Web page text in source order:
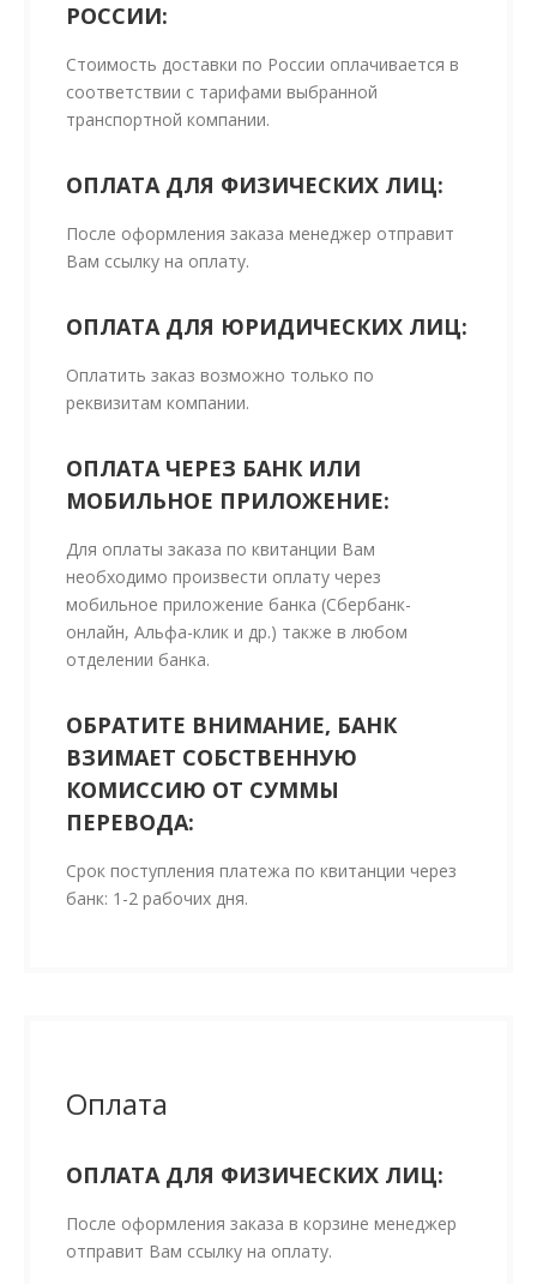
РОССИИ:
Стоимость доставки по России оплачивается в
соответствии с тарифами выбранной
транспортной компании.
ОПЛАТА ДЛЯ ФИЗИЧЕСКИХ ЛИЦ:
После оформления заказа менеджер отправит
Вам ссылку на оплату.
ОПЛАТА ДЛЯ ЮРИДИЧЕСКИХ ЛИЦ:
Оплатить заказ возможно только по
реквизитам компании.
ОПЛАТА ЧЕРЕЗ БАНК ИЛИ
МОБИЛЬНОЕ ПРИЛОЖЕНИЕ:
Для оплаты заказа по квитанции Вам
необходимо произвести оплату через
мобильное приложение банка (Сбербанк-
онлайн, Альфа-клик и др.) также в любом
отделении банка.
ОБРАТИТЕ ВНИМАНИЕ, БАНК
ВЗИМАЕТ СОБСТВЕННУЮ
КОМИССИЮ ОТ СУММЫ
ПЕРЕВОДА:
Срок поступления платежа по квитанции через
банк: 1-2 рабочих дня.
Оплата
ОПЛАТА ДЛЯ ФИЗИЧЕСКИХ ЛИЦ:
После оформления заказа в корзине менеджер
отправит Вам ссылку на оплату.